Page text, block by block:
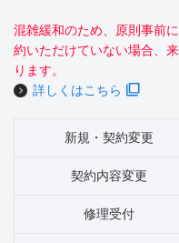
混雑緩和のため、原則事前
約いただけていない場合、
ります。
詳しくはこちら
新規・契約変更
契約内容変更
修理受付